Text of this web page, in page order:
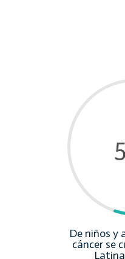
De niños y
cáncer se